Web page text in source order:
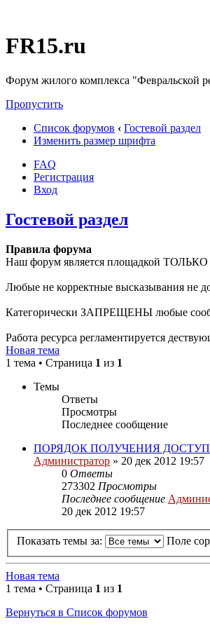
FR15.ru
Форум жилого комплекса "Февральской
Пропустить
Список форумов ‹ Гостевой раздел
Изменить размер шрифта
FAQ
Регистрация
Вход
Гостевой раздел
Правила форума
Наш форум является площадкой ТОЛЬКО
Любые не корректные высказывания не
Категорически ЗАПРЕЩЕНЫ любые
Работа ресурса регламентируется
Новая тема
1 тема • Страница 1 из 1
Темы
Ответы
Просмотры
Последнее сообщение
ПОРЯДОК ПОЛУЧЕНИЯ
Администратор » 20 дек 2012 19:57
0 Ответы
273302 Просмотры
Последнее сообщение
20 дек 2012 19:57
Показать темы за: Поле
Новая тема
1 тема • Страница 1 из 1
Вернуться в Список форумов